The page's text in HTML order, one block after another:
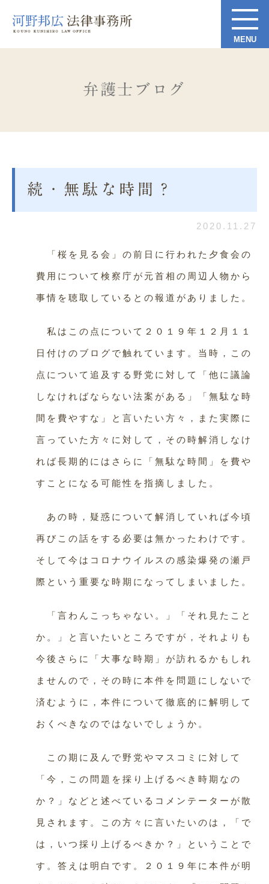
弁護士ブログ
続・無駄な時間？
2020.11.27
「桜を見る会」の前日に行われた夕食会の
費用について検察庁が元首相の周辺人物から
事情を聴取しているとの報道がありました。
私はこの点について２０１９年１２月１１
日付けのブログで触れています。当時，この
点について追及する野党に対して「他に議論
しなければならない法案がある」「無駄な時
間を費やすな」と言いたい方々，また実際に
言っていた方々に対して，その時解消しなけ
れば長期的にはさらに「無駄な時間」を費や
すことになる可能性を指摘しました。
あの時，疑惑について解消していれば今頃
再びこの話をする必要は無かったわけです。
そして今はコロナウイルスの感染爆発の瀬戸
際という重要な時期になってしまいました。
「言わんこっちゃない。」「それ見たこと
か。」と言いたいところですが，それよりも
今後さらに「大事な時期」が訪れるかもしれ
ませんので，その時に本件を問題にしないで
済むように，本件について徹底的に解明して
おくべきなのではないでしょうか。
この期に及んで野党やマスコミに対して
「今，この問題を採り上げるべき時期なの
か？」などと述べているコメンテーターが散
見されます。この方々に言いたいのは，「で
は，いつ採り上げるべきか？」ということで
す。答えは明白です。２０１９年に本件が明